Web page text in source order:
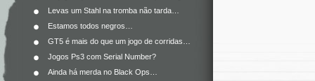
Levas um Stahl na tromba não tarda…
Estamos todos negros…
GT5 é mais do que um jogo de corridas…
Jogos Ps3 com Serial Number?
Ainda há merda no Black Ops…